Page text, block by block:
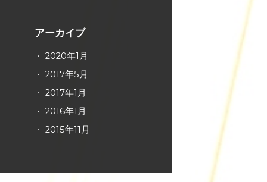
アーカイブ
2020年1月
2017年5月
2017年1月
2016年1月
2015年11月